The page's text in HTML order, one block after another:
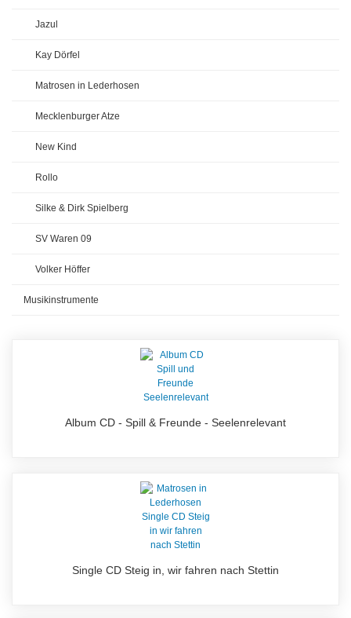
Jazul
Kay Dörfel
Matrosen in Lederhosen
Mecklenburger Atze
New Kind
Rollo
Silke & Dirk Spielberg
SV Waren 09
Volker Höffer
Musikinstrumente
Album CD - Spill & Freunde - Seelenrelevant
Single CD Steig in, wir fahren nach Stettin